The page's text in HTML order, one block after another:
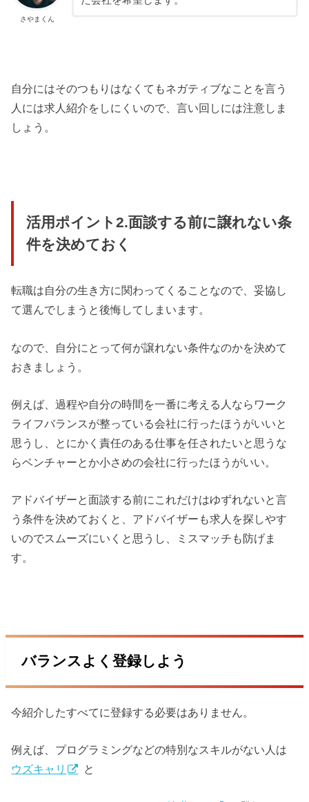
さやまくん
自分にはそのつもりはなくてもネガティブなことを言う
人には求人紹介をしにくいので、言い回しには注意しま
しょう。
活用ポイント2.面談する前に譲れない条
件を決めておく
転職は自分の生き方に関わってくることなので、妥協し
て選んでしまうと後悔してしまいます。
なので、自分にとって何が譲れない条件なのかを決めて
おきましょう。
例えば、過程や自分の時間を一番に考える人ならワーク
ライフバランスが整っている会社に行ったほうがいいと
思うし、とにかく責任のある仕事を任されたいと思うな
らベンチャーとか小さめの会社に行ったほうがいい。
アドバイザーと面談する前にこれだけはゆずれないと言
う条件を決めておくと、アドバイザーも求人を探しやす
いのでスムーズにいくと思うし、ミスマッチも防げま
す。
バランスよく登録しよう
今紹介したすべてに登録する必要はありません。
例えば、プログラミングなどの特別なスキルがない人は
ウズキャリ
と